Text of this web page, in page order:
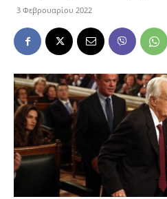
3 Φεβρουαρίου 2022